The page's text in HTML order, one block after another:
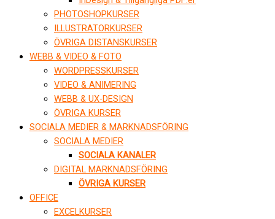
PHOTOSHOPKURSER
ILLUSTRATORKURSER
ÖVRIGA DISTANSKURSER
WEBB & VIDEO & FOTO
WORDPRESSKURSER
VIDEO & ANIMERING
WEBB & UX-DESIGN
ÖVRIGA KURSER
SOCIALA MEDIER & MARKNADSFÖRING
SOCIALA MEDIER
SOCIALA KANALER
DIGITAL MARKNADSFÖRING
ÖVRIGA KURSER
OFFICE
EXCELKURSER